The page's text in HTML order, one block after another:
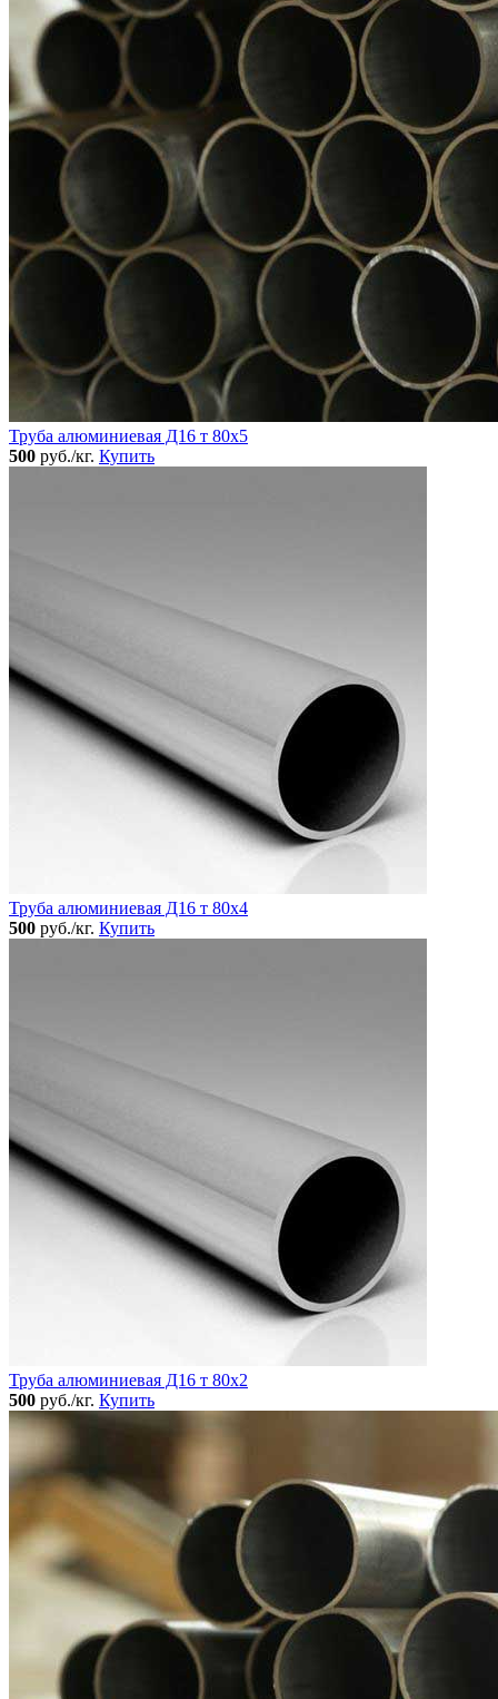
Труба алюминиевая Д16 т 80х5
500 руб./кг. Купить
Труба алюминиевая Д16 т 80х4
500 руб./кг. Купить
Труба алюминиевая Д16 т 80х2
500 руб./кг. Купить